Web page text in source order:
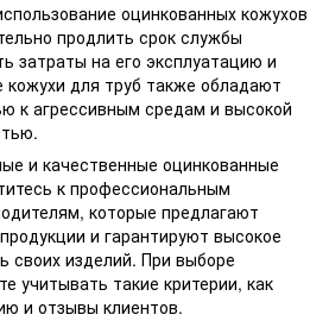
оцинкованных кожухов
продлить срок службы
затраты на его эксплуатацию и
для труб также обладают
к агрессивным средам и высокой
и качественные оцинкованные
к профессиональным
которые предлагают
и гарантируют высокое
своих изделий. При выборе
учитывать такие критерии, как
и отзывы клиентов.